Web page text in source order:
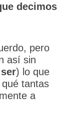
decimos
pero
así sin
ser) lo que
tantas
a